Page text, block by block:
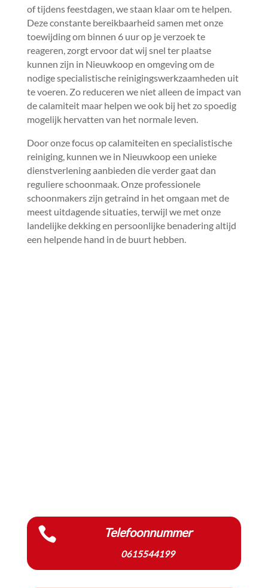
of tijdens feestdagen, we staan klaar om te helpen.​
Deze constante bereikbaarheid samen met onze
toewijding om binnen 6 uur op je verzoek te
reageren, zorgt ervoor dat wij snel ter plaatse
kunnen zijn in Nieuwkoop en omgeving om de
nodige specialistische reinigingswerkzaamheden uit
te voeren.​ Zo reduceren we niet alleen de impact van
de calamiteit maar helpen we ook bij het zo spoedig
mogelijk hervatten van het normale leven.​
Door onze focus op calamiteiten en specialistische
reiniging, kunnen we in Nieuwkoop een unieke
dienstverlening aanbieden die verder gaat dan
reguliere schoonmaak.​ Onze professionele
schoonmakers zijn getraind in het omgaan met de
meest uitdagende situaties, terwijl we met onze
landelijke dekking en persoonlijke benadering altijd
een helpende hand in de buurt hebben.​
 Telefoonnummer
0615544199